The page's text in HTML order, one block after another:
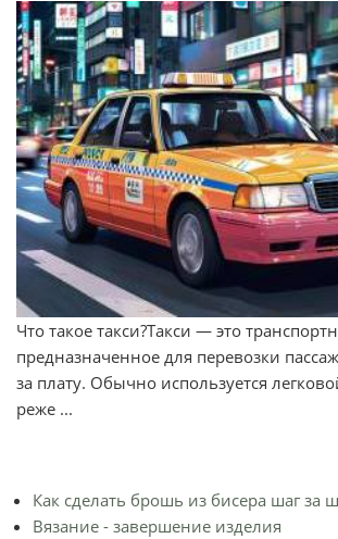
Что такое такси?Такси — это
предназначенное для перевозки
за плату. Обычно используется
реже ...
Как сделать брошь из бисера шаг за
Вязание - завершение изделия